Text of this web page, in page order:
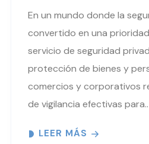
En un mundo donde la
convertido en una
servicio de seguridad
protección de bienes y
comercios y corporativos
de vigilancia efectivas para..
LEER MÁS